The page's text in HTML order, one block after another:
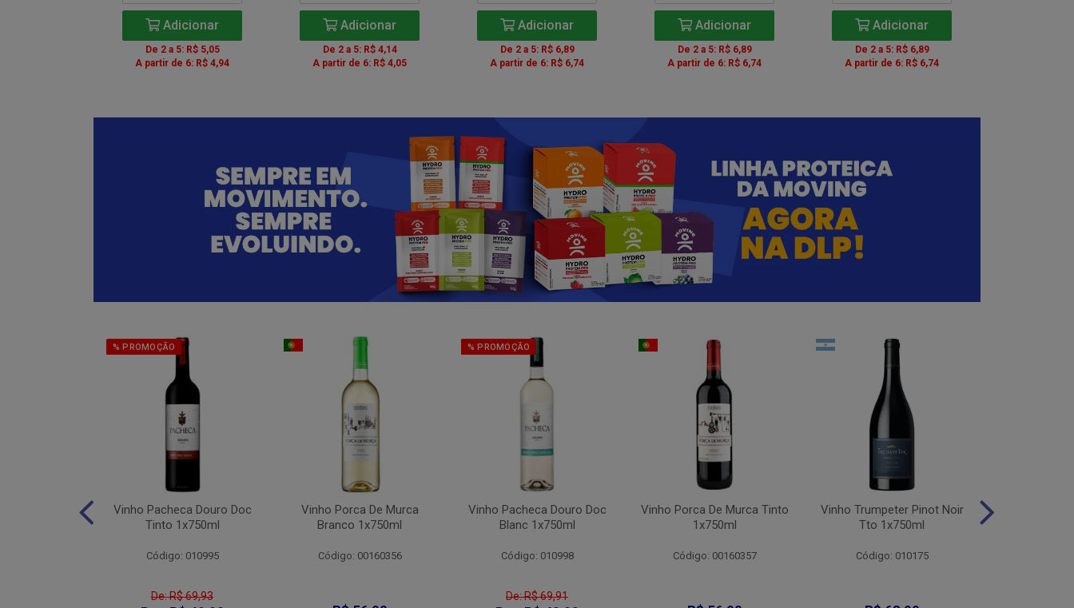
Adicionar
De 2 a 5: R$ 5,05
A partir de 6: R$ 4,94
Adicionar
De 2 a 5: R$ 4,14
A partir de 6: R$ 4,05
Adicionar
De 2 a 5: R$ 6,89
A partir de 6: R$ 6,74
Adicionar
De 2 a 5: R$ 6,89
A partir de 6: R$ 6,74
Adicionar
De 2 a 5: R$ 6,89
A partir de 6: R$ 6,74
% PROMOÇÃO
Vinho Pacheca Douro Doc
Tinto 1x750ml
Código: 010995
De: R$ 69,93
Vinho Porca De Murca
Branco 1x750ml
Código: 00160356
% PROMOÇÃO
Vinho Pacheca Douro Doc
Blanc 1x750ml
Código: 010998
De: R$ 69,91
Vinho Porca De Murca Tinto
1x750ml
Código: 00160357
Vinho Trumpeter Pinot Noir
Tto 1x750ml
Código: 010175